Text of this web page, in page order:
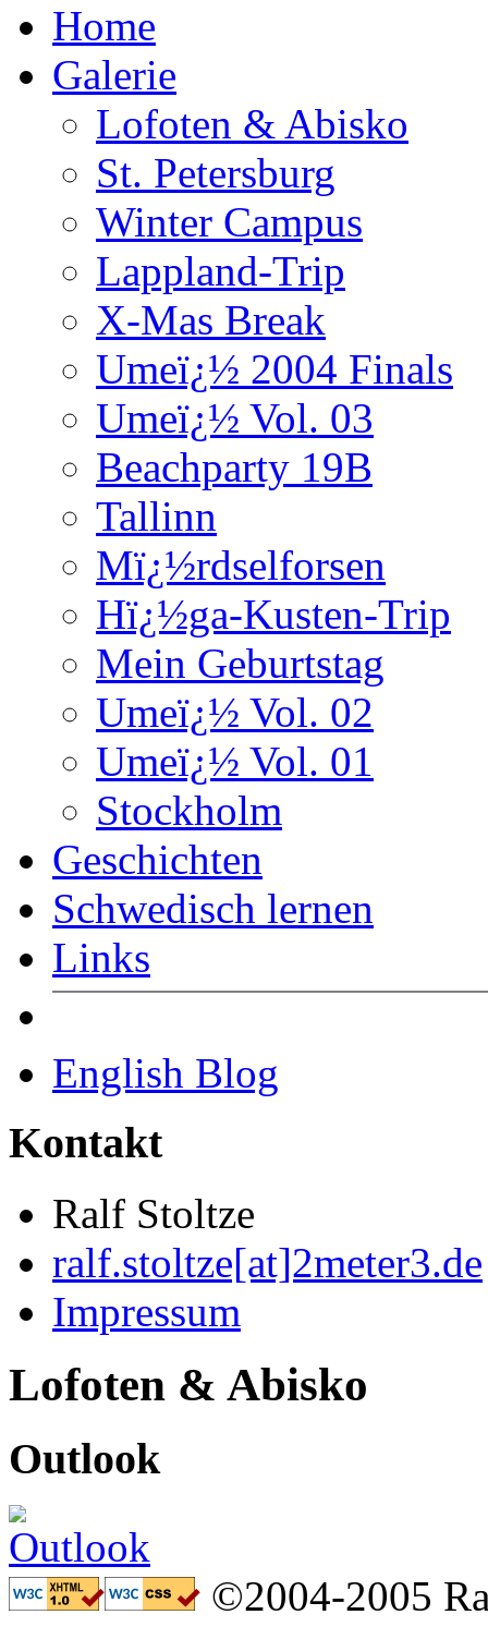
Home
Galerie
Lofoten & Abisko
St. Petersburg
Winter Campus
Lappland-Trip
X-Mas Break
Umeï¿½ 2004 Finals
Umeï¿½ Vol. 03
Beachparty 19B
Tallinn
Mï¿½rdselforsen
Hï¿½ga-Kusten-Trip
Mein Geburtstag
Umeï¿½ Vol. 02
Umeï¿½ Vol. 01
Stockholm
Geschichten
Schwedisch lernen
Links
English Blog
Kontakt
Ralf Stoltze
ralf.stoltze[at]2meter3.de
Impressum
Lofoten & Abisko
Outlook
©2004-2005